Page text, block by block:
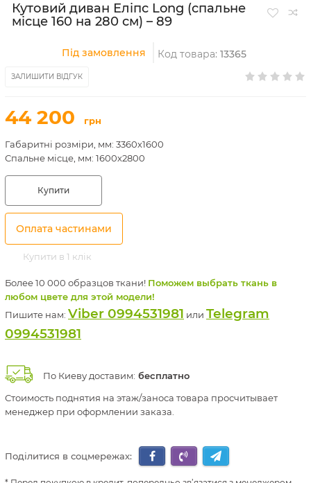
Кутовий диван Еліпс Long (спальне
місце 160 на 280 см) – 89
Під замовлення Код товара: 13365
ЗАЛИШИТИ ВІДГУК
44 200 грн
Габаритні розміри, мм: 3360х1600
Спальне місце, мм: 1600х2800
Купити
Оплата частинами
Купити в 1 клік
Более 10 000 образцов ткани! Поможем выбрать ткань в
любом цвете для этой модели!
Пишите нам: Viber 0994531981 или Telegram
0994531981
По Киеву доставим: бесплатно
Стоимость поднятия на этаж/заноса товара просчитывает
менеджер при оформлении заказа.
Поділитися в соцмережах: